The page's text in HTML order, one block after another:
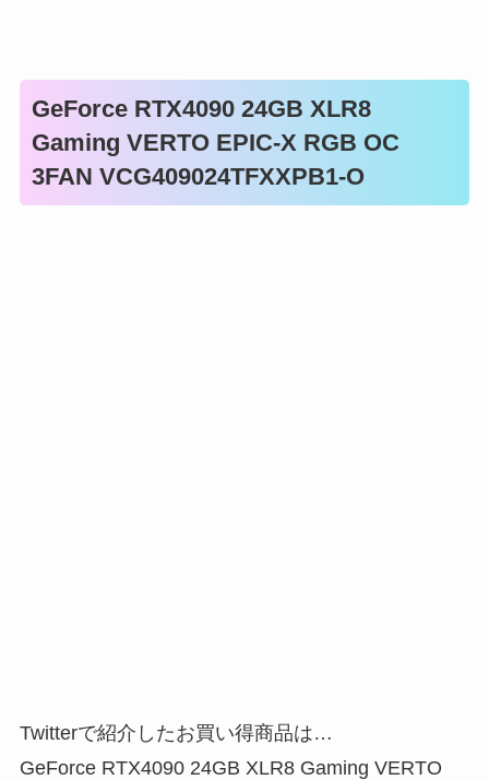
GeForce RTX4090 24GB XLR8
Gaming VERTO EPIC-X RGB OC
3FAN VCG409024TFXXPB1-O
Twitterで紹介したお買い得商品は…
GeForce RTX4090 24GB XLR8 Gaming VERTO